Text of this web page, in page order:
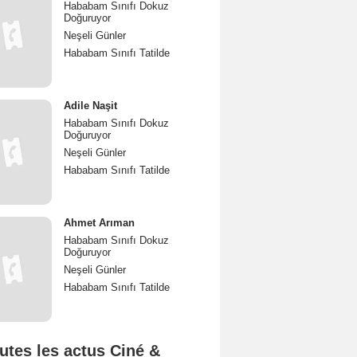
Hababam Sınıfı Dokuz
Doğuruyor
Neşeli Günler
Hababam Sınıfı Tatilde
Adile Naşit
Hababam Sınıfı Dokuz
Doğuruyor
Neşeli Günler
Hababam Sınıfı Tatilde
Ahmet Arıman
Hababam Sınıfı Dokuz
Doğuruyor
Neşeli Günler
Hababam Sınıfı Tatilde
les actus Ciné &